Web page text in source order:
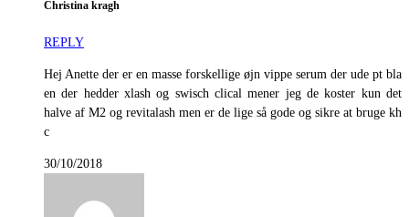
Christina kragh
REPLY
Hej Anette der er en masse forskellige øjn vippe serum der ude pt bla
en der hedder xlash og swisch clical mener jeg de koster kun det
halve af M2 og revitalash men er de lige så gode og sikre at bruge kh
c
30/10/2018